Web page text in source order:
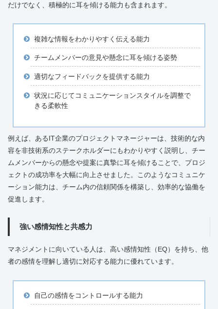
だけでなく、積極的に耳を傾ける能力も含まれます。
複雑な情報をわかりやすく伝える能力
チームメンバーの意見や懸念に耳を傾ける姿勢
適切なフィードバックを提供する能力
状況に応じてコミュニケーションスタイルを調整で
きる柔軟性
例えば、あるIT企業のプロジェクトマネージャーは、技術的な内
容を非技術系のステークホルダーにもわかりやすく説明し、チー
ムメンバーからの懸念や提案に真摯に耳を傾けることで、プロジ
ェクトの成功率を大幅に向上させました。このようなコミュニケ
ーション能力は、チーム内の信頼関係を構築し、効率的な協働を
促進します。
強い感情知性と共感力
マネジメントに向いている人は、高い感情知性（EQ）を持ち、他
者の感情を理解し適切に対応する能力に優れています。
自己の感情をコントロールする能力